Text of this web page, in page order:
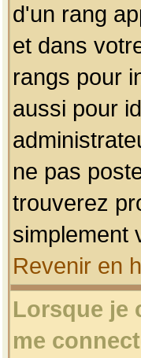
d'un rang
et dans
rangs pour
aussi pour
ne pas
trouverez
simplement
Revenir en
Lorsque je
me